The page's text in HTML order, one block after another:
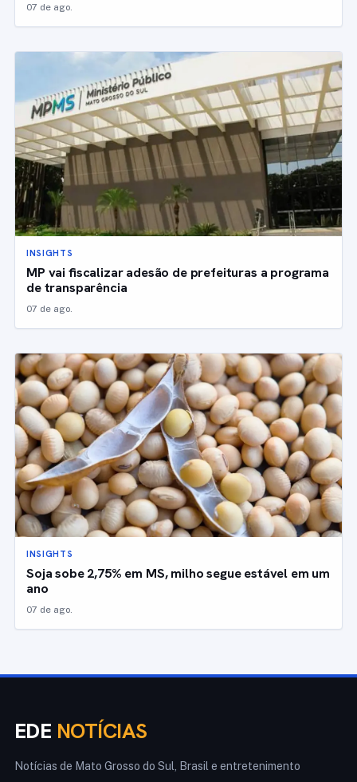
07 de ago.
INSIGHTS
MP vai fiscalizar adesão de prefeituras a programa
de transparência
07 de ago.
INSIGHTS
Soja sobe 2,75% em MS, milho segue estável em um
ano
07 de ago.
EDE NOTÍCIAS
Notícias de Mato Grosso do Sul, Brasil e entretenimento